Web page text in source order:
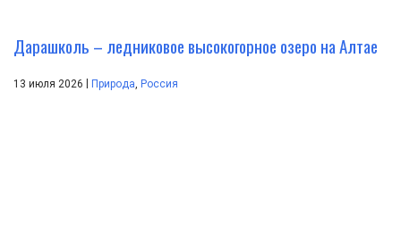
Дарашколь – ледниковое высокогорное озеро на Алтае
13 июля 2026 | Природа Россия